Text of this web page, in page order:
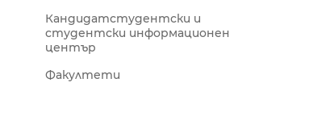
Кандидатстудентски и
студентски информационен
център
Факултети